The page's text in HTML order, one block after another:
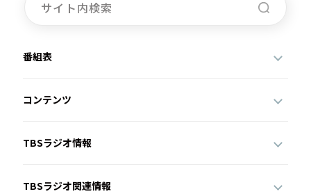
番組表
コンテンツ
TBSラジオ情報
TBSラジオ関連情報